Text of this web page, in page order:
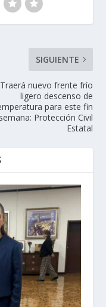
SIGUIENTE
Traerá nuevo frente frío
ligero descenso de
para este fin
Protección Civil
Estatal